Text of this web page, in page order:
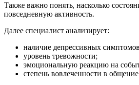
Также важно понять, насколько
повседневную активность.
Далее специалист анализирует:
наличие депрессивных
уровень тревожности;
эмоциональную реакцию на
степень вовлеченности в общение